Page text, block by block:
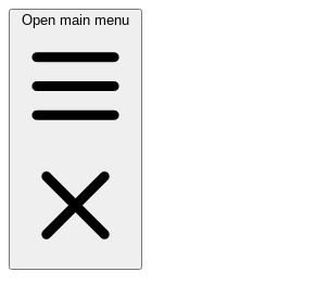
Open main menu